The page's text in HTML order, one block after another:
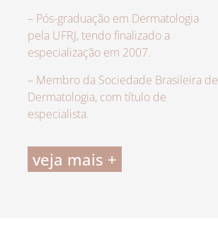
– Pós-graduação em Dermatologia
pela UFRJ, tendo finalizado a
especialização em 2007.
– Membro da Sociedade Brasileira de
Dermatologia, com título de
especialista.
veja mais +